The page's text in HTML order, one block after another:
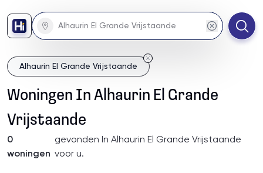
Alhaurin El Grande Vrijstaande
Woningen In Alhaurin El Grande
Vrijstaande
0
woningen
gevonden In Alhaurin El Grande Vrijstaande
voor u.